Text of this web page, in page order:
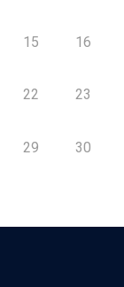
15 16
22 23
29 30